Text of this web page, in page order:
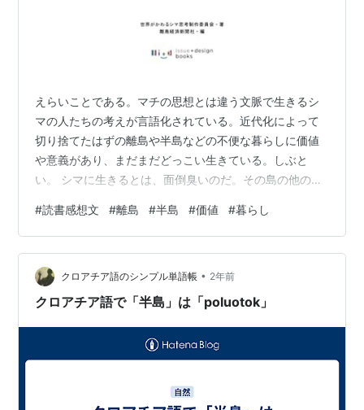
えらいことである。マチの思想とは違う文脈で生きるシ
マの人たちの考えが言語化されている。近代化によって
切り捨てたはずの離島や半島などの不便な暮らしに価値
や意義があり、まだまだどっこい生きている。しぶと
い。 シマに生きるとは、面倒臭いのだ。その島の他の住
る。全然、自分のペースにならない。そもそも打てば響
くようなコミュニケーションが成り立つかどうかもあや
しい。しかし、である。そもそもが余白や隙間だらけな
のだ。周りと折り合いさえつけて仕舞えば、自分が企画
者となって自分の頭で考えたことを自分で実現してしま
#読書感想文 #離島 #半島 #価値 #暮らし
クロアチア語のシンプル単語帳 • 2年前
クロアチア語で「半島」は「poluotok」